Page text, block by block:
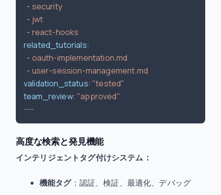
- security
- jwt
- react-hooks
related_tutorials:
- oauth-implementation.md
- user-session-management.md
validation_status: "tested"
team_review: "approved"
高度な検索と発見機能
インテリジェントタグ付けシステム：
機能タグ：認証、検証、最適化、デバッグ